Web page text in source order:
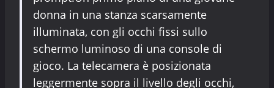
donna in una stanza scarsamente
illuminata, con gli occhi fissi sullo
schermo luminoso di una console di
gioco. La telecamera è posizionata
leggermente sopra il livello degli occhi,